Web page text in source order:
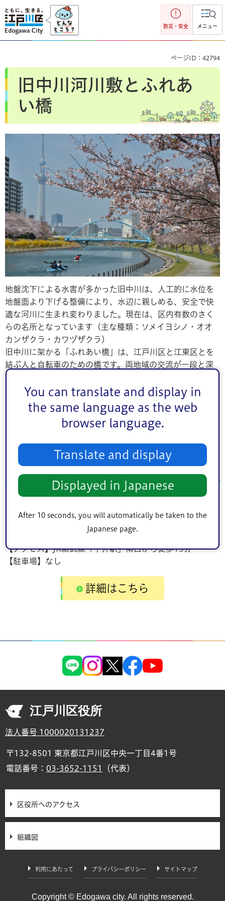
You can translate and display in
the same language as the web
browser language.
Translate and display
Displayed in Japanese
After 10 seconds, you will automatically be taken to the
Japanese page.
江戸川区
防災・安全 メニュー
ページID：42794
旧中川河川敷とふれあ
い橋
地盤沈下による水害が多かった旧中川は、人工的に水位を
地盤面より下げる整備により、水辺に親しめる、安全で快
適な河川に生まれ変わりました。現在は、区内有数のさく
らの名所となっています（主な種類：ソメイヨシノ・オオ
カンザクラ・カワヅザクラ）
旧中川に架かる「ふれあい橋」は、江戸川区と江東区とを
結ぶ人と自転車のための橋です。両地域の交流が一段と深
LED照明で美しくライトアップされています。色彩は季節
によって8パターンに変化し、旧中川を彩る光景は抜群の見
ごたえです。（注：ライトアップは、節電により消灯してい
基本情報
【所在地】ふれあい橋：江戸川区平井3丁目～江東区亀戸9
丁目
【アクセス】JR総武線「平井駅」南口から徒歩15分
【駐車場】なし
詳細はこちら
江戸川区役所
法人番号 1000020131237
〒132-8501 東京都江戸川区中央一丁目4番1号
電話番号： 03-3652-1151 （代表）
区役所へのアクセス
組織図
利用にあたって プライバシーポリシー サイトマップ
Copyright © Edogawa city. All rights reserved.